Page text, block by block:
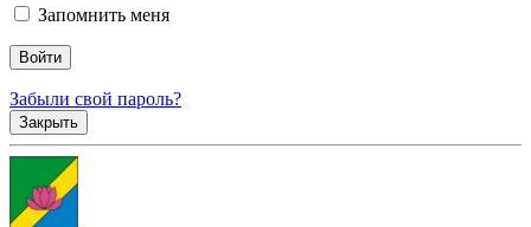
Запомнить меня
Забыли свой пароль?
Закрыть